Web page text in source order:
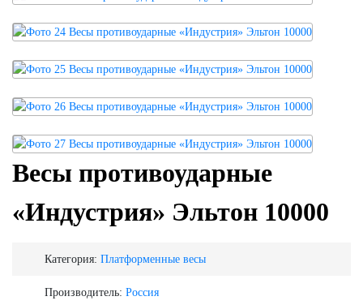
Весы противоударные
«Индустрия» Эльтон 10000
Категория: Платформенные весы
Производитель: Россия